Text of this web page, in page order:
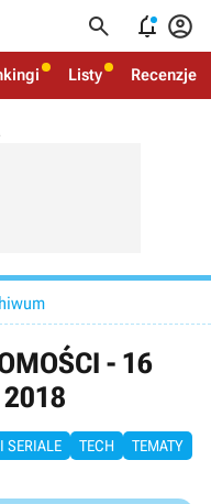
  
Listy Recenzje
- 16
2018
SERIALE TECH TEMATY